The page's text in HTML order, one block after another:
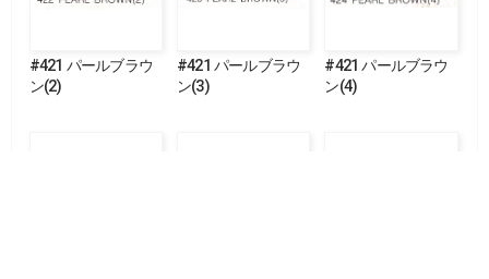
#421 パールブラウ
ン(2)
#421 パールブラウ
ン(3)
#421 パールブラウ
ン(4)